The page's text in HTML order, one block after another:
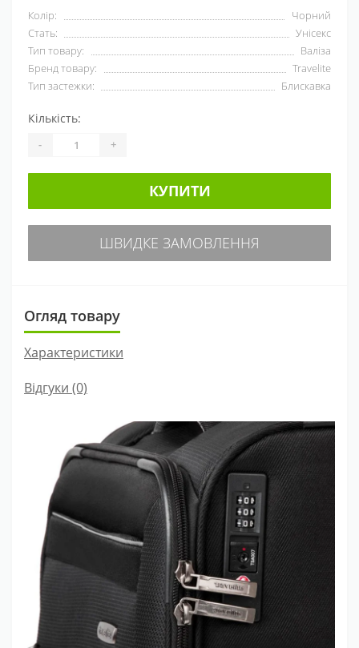
Колір:
Чорний
Стать:
Унісекс
Тип товару:
Валіза
Бренд товару:
Travelite
Тип застежки:
Блискавка
Кількість:
- +
КУПИТИ
ШВИДКЕ ЗАМОВЛЕННЯ
Огляд товару
Характеристики
Відгуки (0)